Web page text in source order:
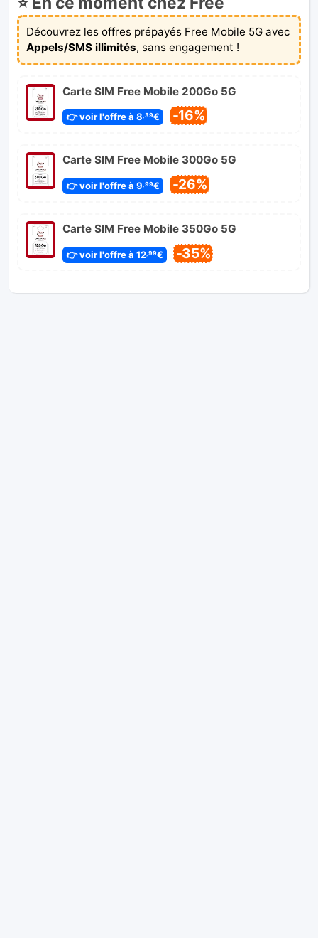
Découvrez les offres prépayés Free Mobile 5G avec
Appels/SMS illimités, sans engagement !
Carte SIM Free Mobile 200Go 5G
👉 voir l'offre à 8 ,39€ -16%
Carte SIM Free Mobile 300Go 5G
👉 voir l'offre à 9 ,99€ -26%
Carte SIM Free Mobile 350Go 5G
👉 voir l'offre à 12,99€ -35%